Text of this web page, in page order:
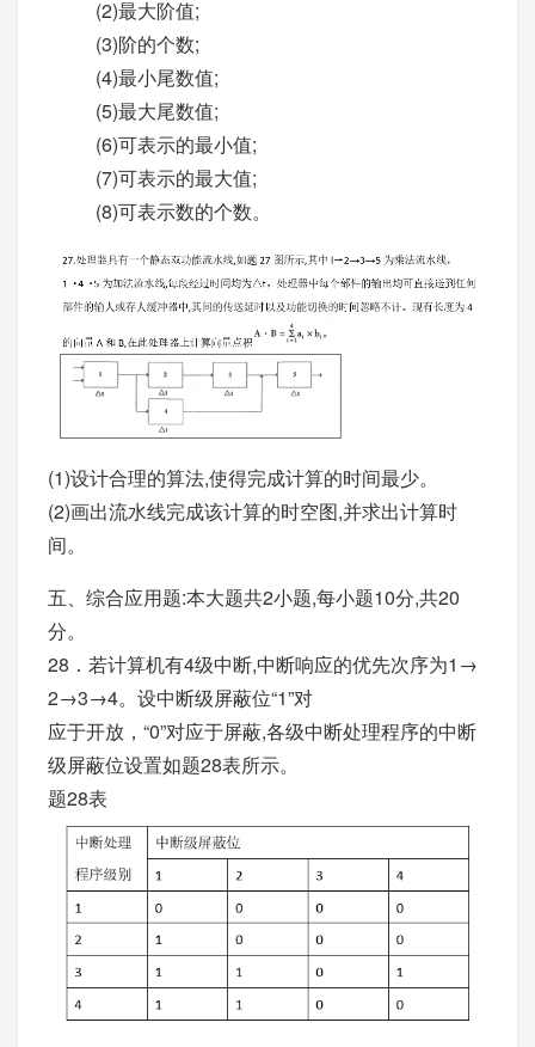
(2)最大阶值;
(3)阶的个数;
(4)最小尾数值;
(5)最大尾数值;
(6)可表示的最小值;
(7)可表示的最大值;
(8)可表示数的个数。
(1)设计合理的算法,使得完成计算的时间最少。
(2)画出流水线完成该计算的时空图,并求出计算时
间。
五、综合应用题:本大题共2小题,每小题10分,共20
分。
28．若计算机有4级中断,中断响应的优先次序为1→
2→3→4。设中断级屏蔽位“1”对
应于开放，“0”对应于屏蔽,各级中断处理程序的中断
级屏蔽位设置如题28表所示。
题28表